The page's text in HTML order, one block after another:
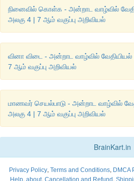
நினைவில் கொள்க - அன்றாட வாழ்வில்
அலகு 4 | 7 ஆம் வகுப்பு அறிவியல்
வினா விடை - அன்றாட வாழ்வில்
7 ஆம் வகுப்பு அறிவியல்
மாணவர் செயல்பாடு - அன்றாட வாழ்வில்
அலகு 4 | 7 ஆம் வகுப்பு அறிவியல்
BrainKart.in
Privacy Policy, Terms and Conditions, DMCA
Help, about, Cancellation and Refund,